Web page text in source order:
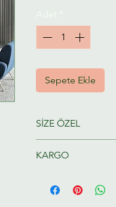
Sepete Ekle
SİZE ÖZEL
hazırlanacaktır.
KARGO